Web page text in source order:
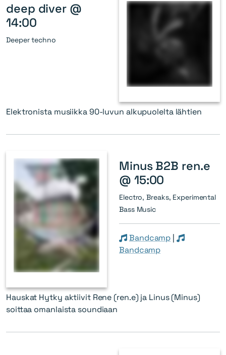
deep diver @
14:00
Deeper techno
Elektronista musiikka 90-luvun alkupuolelta lähtien
Minus B2B ren.e
@ 15:00
Electro, Breaks, Experimental
Bass Music
Bandcamp
Bandcamp
Hauskat Hytky aktiivit Rene (ren.e) ja Linus (Minus)
soittaa omanlaista soundiaan